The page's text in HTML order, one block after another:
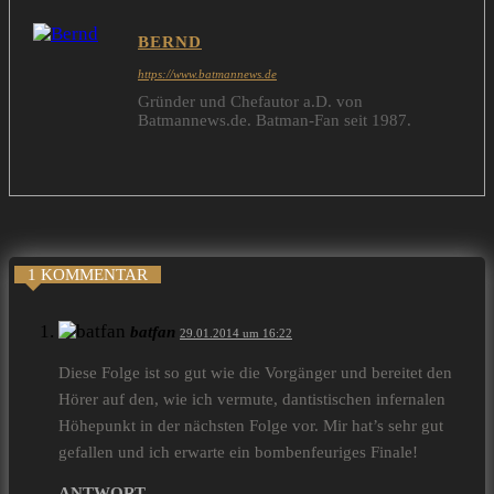
BERND
https://www.batmannews.de
Gründer und Chefautor a.D. von
Batmannews.de. Batman-Fan seit 1987.
1 KOMMENTAR
batfan 29.01.2014 um 16:22
Diese Folge ist so gut wie die Vorgänger und bereitet den
Hörer auf den, wie ich vermute, dantistischen infernalen
Höhepunkt in der nächsten Folge vor. Mir hat’s sehr gut
gefallen und ich erwarte ein bombenfeuriges Finale!